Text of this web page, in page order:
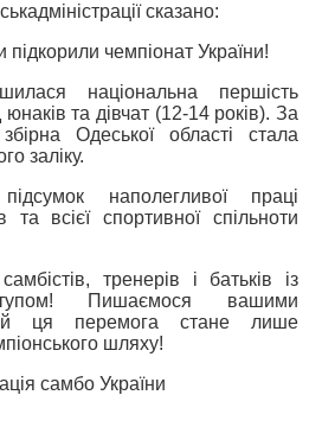
сказано:
чемпіонат України!
національна першість
та дівчат (12-14 років). За
Одеської області стала
заліку.
наполегливої праці
та всієї спортивної спільноти
тренерів і батьків із
Пишаємося вашими
ця перемога стане лише
шляху!
самбо України